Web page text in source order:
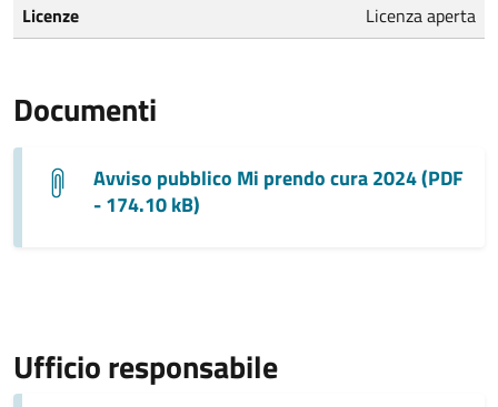
Licenze Licenza aperta
Documenti
Avviso pubblico Mi prendo cura 2024 (PDF
- 174.10 kB)
Ufficio responsabile